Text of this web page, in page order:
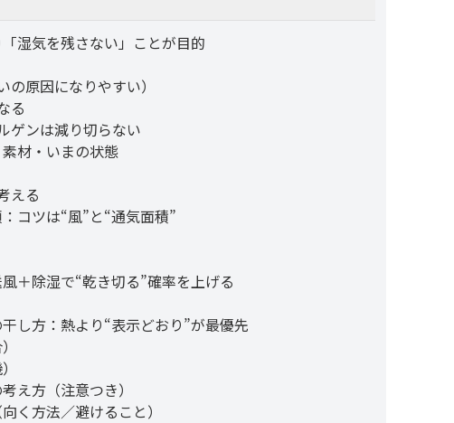
湿気を残さない」ことが目的
原因になりやすい）
る
ゲンは減り切らない
材・いまの状態
える
コツは“風”と“通気面積”
＋除湿で“乾き切る”確率を上げる
し方：熱より“表示どおり”が最優先
え方（注意つき）
く方法／避けること）